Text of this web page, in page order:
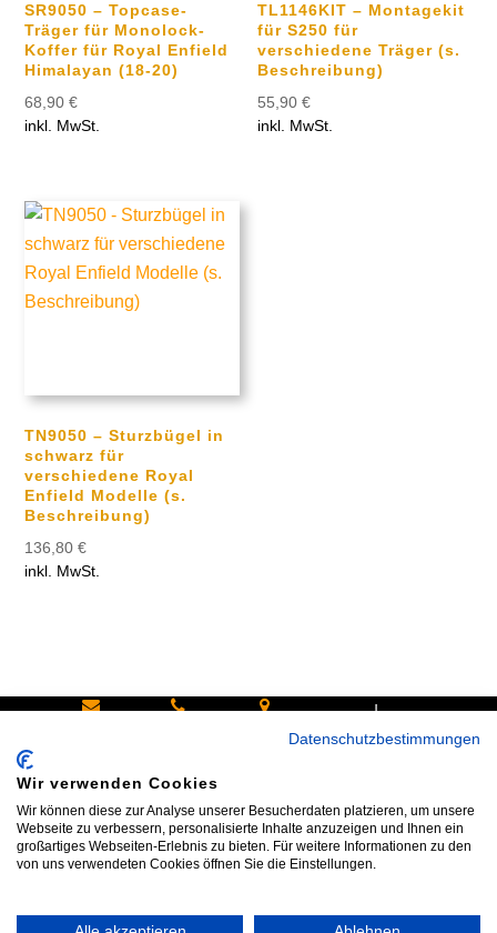
SR9050 – Topcase-
Träger für Monolock-
Koffer für Royal Enfield
Himalayan (18-20)
68,90€
inkl. MwSt.
TL1146KIT – Montagekit
für S250 für
verschiedene Träger (s.
Beschreibung)
55,90€
inkl. MwSt.
TN9050 – Sturzbügel in
schwarz für
verschiedene Royal
Enfield Modelle (s.
Beschreibung)
136,80€
inkl. MwSt.
info@bike
shop24.n
et
an:
Tel.+49
172 40 59
85540
Haar bei
|
Datenschutzbestimmungen
Wir verwenden Cookies
Wir können diese zur Analyse unserer Besucherdaten platzieren, um unsere
Webseite zu verbessern, personalisierte Inhalte anzuzeigen und Ihnen ein
großartiges Webseiten-Erlebnis zu bieten. Für weitere Informationen zu den
von uns verwendeten Cookies öffnen Sie die Einstellungen.